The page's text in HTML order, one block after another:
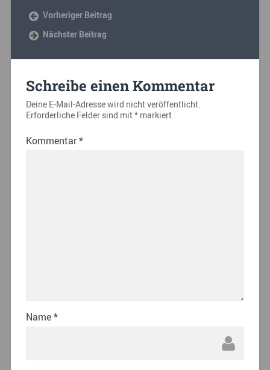
Vorheriger Beitrag
Nächster Beitrag
Schreibe einen Kommentar
Deine E-Mail-Adresse wird nicht veröffentlicht.
Erforderliche Felder sind mit*markiert
Kommentar*
Name*